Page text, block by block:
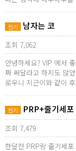
인기 남자는 코
조회 7,062
안녕하세요? VIP 에서
짜 써달라고 하지도 않
로우니 지근이와 같이
인기 PRP+줄기세
조회 7,479
한달전 PRP랑 줄기세